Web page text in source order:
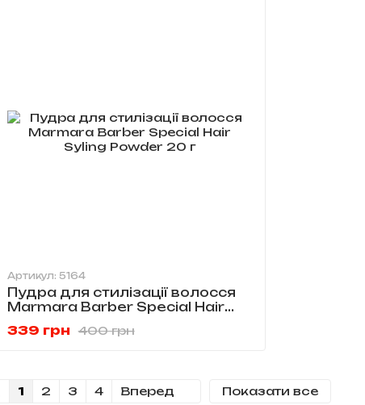
Артикул: 5164
Пудра для стилізації волосся
Marmara Barber Special Hair
400 грн
339 грн
1 2 3 4 Вперед Показати все